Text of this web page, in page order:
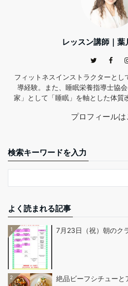
レッスン講師｜葉
フィットネスインストラクターとし
導経験。また、睡眠栄養指導士協
家」として「睡眠」を軸とした体質
プロフィールは
検索キーワードを入力
よく読まれる記事
1 7月23日（祝）朝のク
2 絶品ビーフシチューと